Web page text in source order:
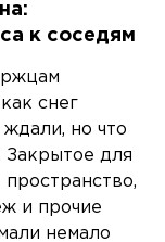
к соседям
снег
но что
Закрытое для
и прочие
немало